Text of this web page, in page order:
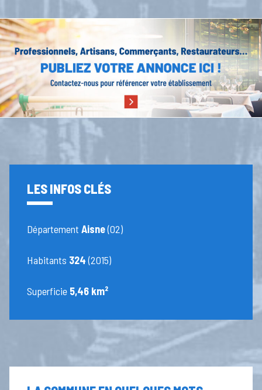
LES INFOS CLÉS
DépartementAisne(02)
Habitants 324(2015)
Superficie 5,46 km²